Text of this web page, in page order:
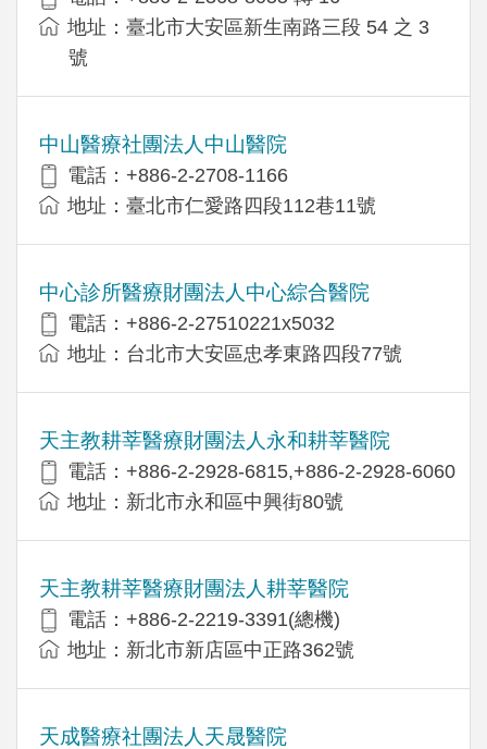
地址：臺北市大安區新生南路三段 54 之 3
號
中山醫療社團法人中山醫院
電話：+886-2-2708-1166
地址：臺北市仁愛路四段112巷11號
中心診所醫療財團法人中心綜合醫院
電話：+886-2-27510221x5032
地址：台北市大安區忠孝東路四段77號
天主教耕莘醫療財團法人永和耕莘醫院
電話：+886-2-2928-6815,+886-2-2928-6060
地址：新北市永和區中興街80號
天主教耕莘醫療財團法人耕莘醫院
電話：+886-2-2219-3391(總機)
地址：新北市新店區中正路362號
天成醫療社團法人天晟醫院